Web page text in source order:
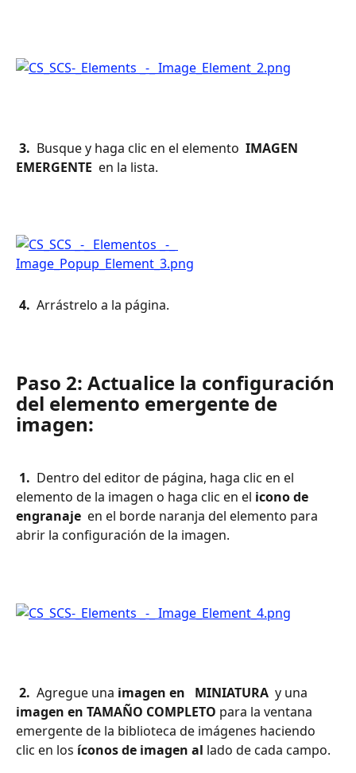
3. Busque y haga clic en el elemento IMAGEN
EMERGENTE en la lista.
4. Arrástrelo a la página.
Paso 2: Actualice la configuración
del elemento emergente de
imagen:
1. Dentro del editor de página, haga clic en el
elemento de la imagen o haga clic en el icono de
engranaje en el borde naranja del elemento para
abrir la configuración de la imagen.
2. Agregue una imagen en MINIATURA y una
imagen en TAMAÑO COMPLETO para la ventana
emergente de la biblioteca de imágenes haciendo
clic en los íconos de imagen al lado de cada campo.